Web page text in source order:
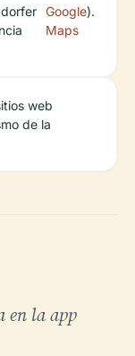
Google
Maps
).
web
de la
en la app